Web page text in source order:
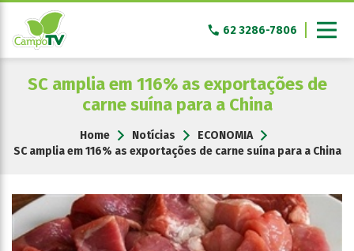
Pular
conteúdo
62 3286-7806
SC amplia em 116% as exportações de
carne suína para a China
Home Notícias
ECONOMIA
SC amplia em 116% as exportações de carne suína para a China